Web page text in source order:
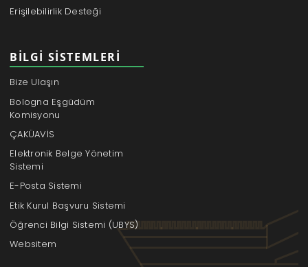
Erişilebilirlik Desteği
BILGI SISTEMLERI
Bize Ulaşın
Bologna Eşgüdüm
Komisyonu
ÇAKÜAVİS
Elektronik Belge Yönetim
Sistemi
E-Posta Sistemi
Etik Kurul Başvuru Sistemi
Öğrenci Bilgi Sistemi (UBYS)
Websitem